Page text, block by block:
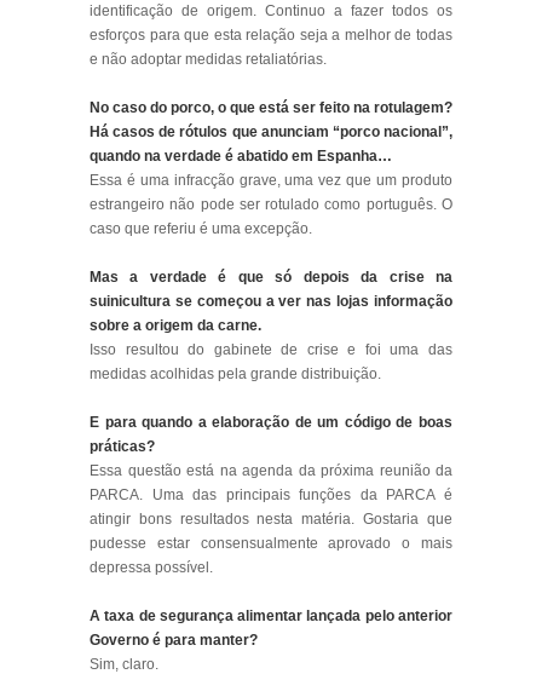
identificação de origem. Continuo a fazer todos os
esforços para que esta relação seja a melhor de todas
e não adoptar medidas retaliatórias.
No caso do porco, o que está ser feito na rotulagem?
Há casos de rótulos que anunciam “porco nacional”,
quando na verdade é abatido em Espanha…
Essa é uma infracção grave, uma vez que um produto
estrangeiro não pode ser rotulado como português. O
caso que referiu é uma excepção.
Mas a verdade é que só depois da crise na
suinicultura se começou a ver nas lojas informação
sobre a origem da carne.
Isso resultou do gabinete de crise e foi uma das
medidas acolhidas pela grande distribuição.
E para quando a elaboração de um código de boas
práticas?
Essa questão está na agenda da próxima reunião da
PARCA. Uma das principais funções da PARCA é
atingir bons resultados nesta matéria. Gostaria que
pudesse estar consensualmente aprovado o mais
depressa possível.
A taxa de segurança alimentar lançada pelo anterior
Governo é para manter?
Sim, claro.